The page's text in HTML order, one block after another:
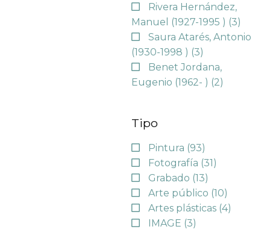
Rivera Hernández,
Manuel (1927-1995 ) (3)
Saura Atarés, Antonio
(1930-1998 ) (3)
Benet Jordana,
Eugenio (1962- ) (2)
Tipo
Pintura (93)
Fotografía (31)
Grabado (13)
Arte público (10)
Artes plásticas (4)
IMAGE (3)